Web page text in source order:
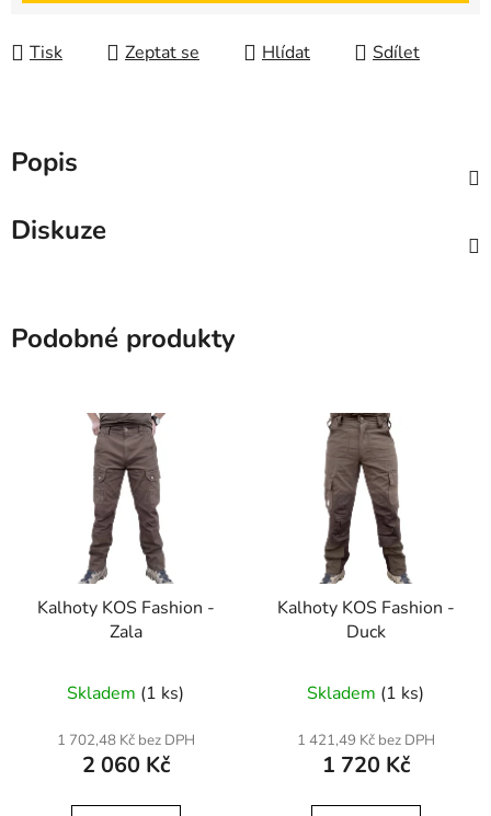
Tisk Zeptat se Hlídat Sdílet
Popis
Diskuze
Podobné produkty
Kalhoty KOS Fashion -
Zala
hodnocení
produktu
je
Skladem (1 ks)
1 702,48 Kč bez DPH
2 060 Kč
Kalhoty KOS Fashion -
Duck
Skladem (1 ks)
1 421,49 Kč bez DPH
1 720 Kč